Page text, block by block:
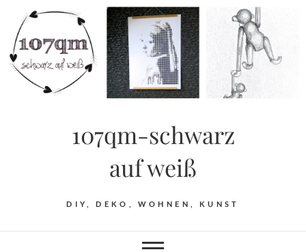
content
107qm-schwarz
auf weiß
DIY, DEKO, WOHNEN, KUNST